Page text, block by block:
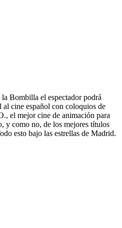
Bombilla el espectador podrá
al cine español con coloquios de
el mejor cine de animación para
y como no, de los mejores títulos
esto bajo las estrellas de Madrid.